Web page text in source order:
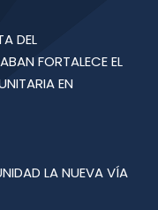
DEL
FORTALECE EL
EN
LA NUEVA VÍA